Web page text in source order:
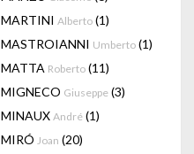
MARTINI Alberto (1)
MASTROIANNI Umberto (1)
MATTA Roberto (11)
MIGNECO Giuseppe (3)
MINAUX André (1)
MIRÓ Joan (20)